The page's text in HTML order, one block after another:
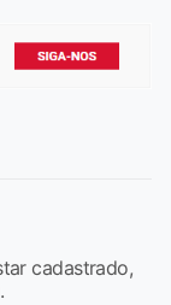
cadastrado,
.